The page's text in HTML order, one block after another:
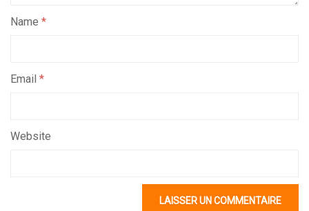
Name *
Email *
Website